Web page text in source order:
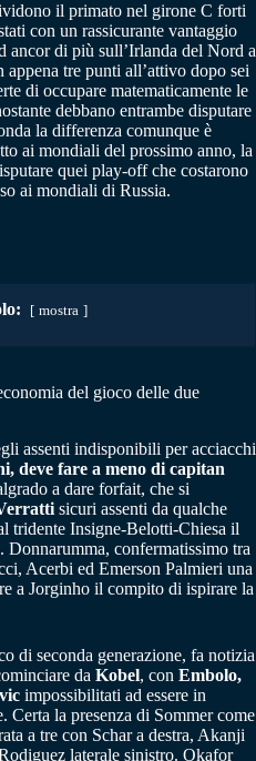
il primato nel girone C forti
con un rassicurante vantaggio
ancor di più sull’Irlanda del Nord a
tre punti all’attivo dopo sei
di occupare matematicamente le
debbano entrambe disputare
la differenza comunque è
ai mondiali del prossimo anno, la
quei play-off che costarono
ai mondiali di Russia.
mostra
del gioco delle due
assenti indisponibili per acciacchi
deve fare a meno di capitan
a dare forfait, che si
sicuri assenti da qualche
tridente Insigne-Belotti-Chiesa il
confermatissimo tra
Acerbi ed Emerson Palmieri una
a Jorginho il compito di ispirare la
di seconda generazione, fa notizia
da Kobel, con Embolo,
impossibilitati ad essere in
Certa la presenza di Sommer come
a tre con Schar a destra, Akanji
laterale sinistro. Okafor